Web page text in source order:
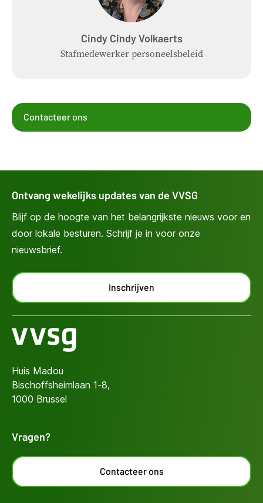
Cindy Cindy Volkaerts
Stafmedewerker personeelsbeleid
Contacteer ons
Ontvang wekelijks updates van de VVSG
Blijf op de hoogte van het belangrijkste nieuws voor en
door lokale besturen. Schrijf je in voor onze
nieuwsbrief.
Inschrijven
Huis Madou
Bischoffsheimlaan 1-8,
1000 Brussel
Vragen?
Contacteer ons